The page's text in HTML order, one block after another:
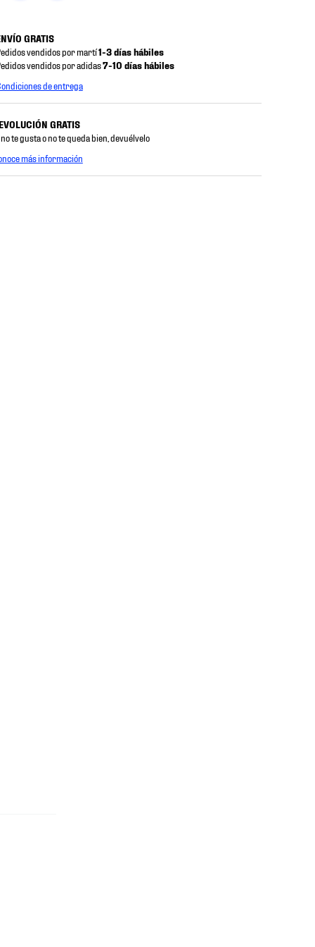
GRATIS
vendidos por martí1-3 días hábiles
vendidos por adidas7-10 días hábiles
de entrega
GRATIS
te gusta o no te queda bien, devuélvelo
más información